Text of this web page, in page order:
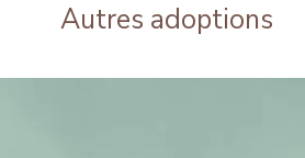
Autres adoptions